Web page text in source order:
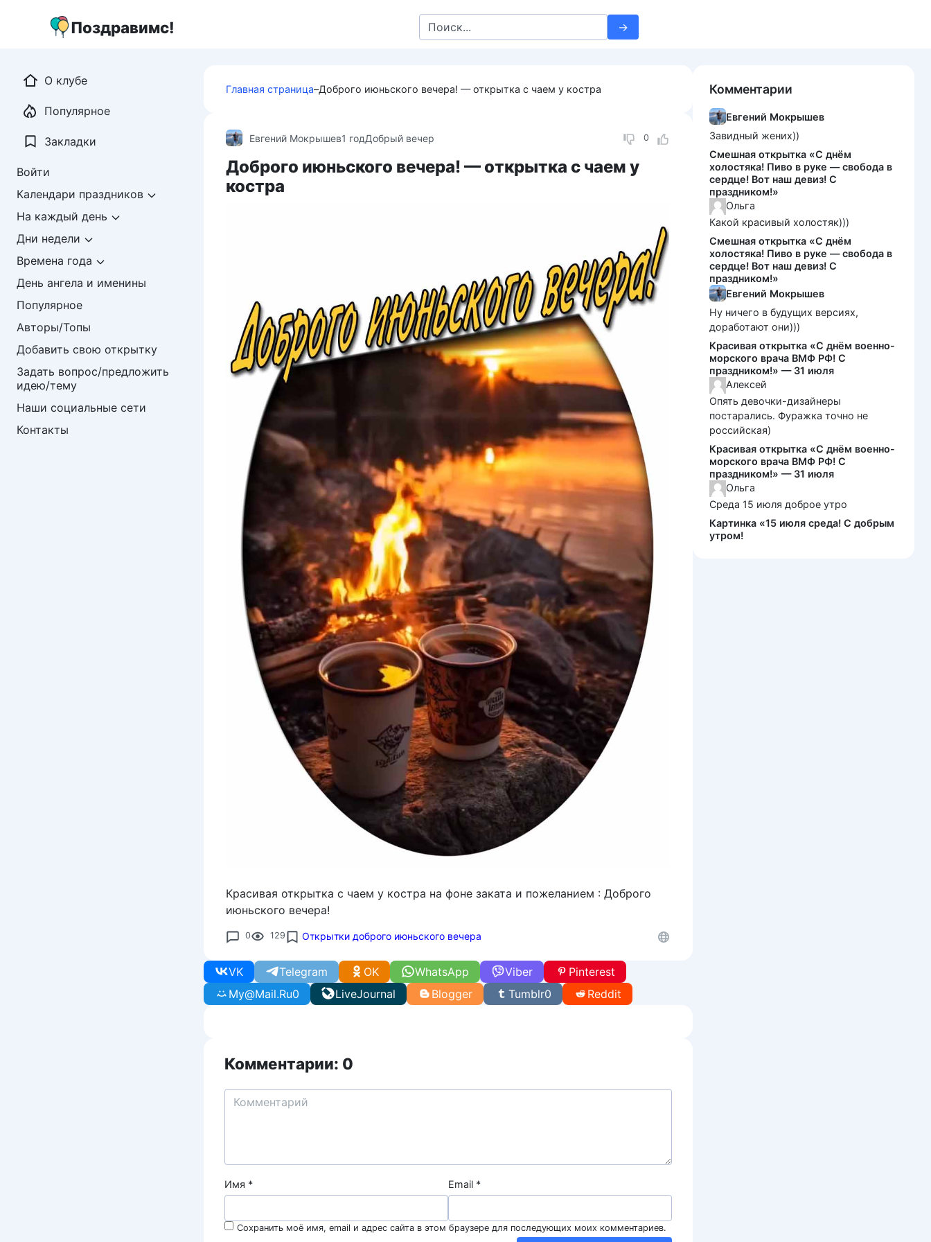
Поздравимс!
Search
for:
Главная страница–Доброго июньского вечера! — открытка с чаем у костра
0
Евгений Мокрышев1 годДобрый вечер
Доброго июньского вечера! — открытка с чаем у
костра
Красивая открытка с чаем у костра на фоне заката и пожеланием : Доброго
июньского вечера!
0 129 Открытки доброго июньского вечера
WhatsApp
VK Telegram Viber
OK
LiveJournal
My@Mail.Ru0 Tumblr0
Pinterest
Reddit
Blogger
Комментарии: 0
Имя * Email *
Сохранить моё имя, email и адрес сайта в этом браузере для последующих моих комментариев.
О клубе
Популярное
Закладки
Войти
Календари праздников
На каждый день
Дни недели
Времена года
День ангела и именины
Популярное
Авторы/Топы
Добавить свою открытку
Задать вопрос/предложить
идею/тему
Наши социальные сети
Контакты
Комментарии
Евгений Мокрышев
Завидный жених))
Смешная открытка «С днём
холостяка! Пиво в руке — свобода в
сердце! Вот наш девиз! С
праздником!»
Ольга
Какой красивый холостяк)))
Смешная открытка «С днём
холостяка! Пиво в руке — свобода в
сердце! Вот наш девиз! С
праздником!»
Евгений Мокрышев
Ну ничего в будущих версиях,
доработают они)))
Красивая открытка «С днём военно-
морского врача ВМФ РФ! С
праздником!» — 31 июля
Алексей
Опять девочки-дизайнеры
постарались. Фуражка точно не
российская)
Красивая открытка «С днём военно-
морского врача ВМФ РФ! С
праздником!» — 31 июля
Ольга
Среда 15 июля доброе утро
Картинка «15 июля среда! С добрым
утром!